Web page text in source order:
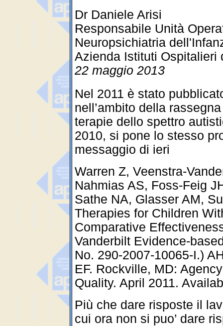
Dr Daniele Arisi
Responsabile Unità
Neuropsichiatria
Azienda Istituti Ospitalieri
22 maggio 2013
Nel 2011 è stato
nell’ambito della
terapie dello spettro
2010, si pone lo stesso
messaggio di ieri
Warren Z, Veenstra-
Nahmias AS, Foss-Feig
Sathe NA, Glasser AM,
Therapies for Children
Comparative
Vanderbilt Evidence-
No. 290-2007-10065-I.)
EF. Rockville, MD:
Quality. April 2011.
Più che dare risposte il
cui ora non si puo’ dare